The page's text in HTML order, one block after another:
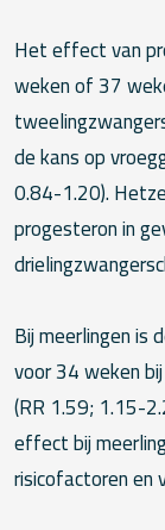
Het effect van
weken of 37
de kans op
0.84-1.20).
progesteron in
Bij meerlingen is
voor 34 weken
(RR 1.59; 1.15-
effect bij
risicofactoren en